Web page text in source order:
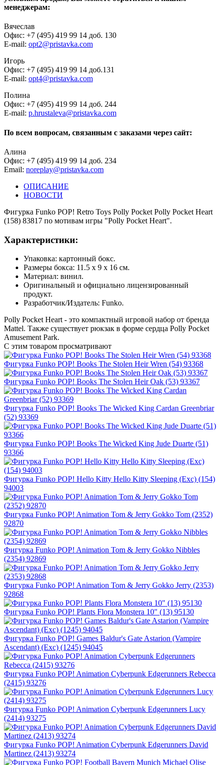
менеджерам:
Вячеслав
Офис: +7 (495) 419 99 14 доб. 130
E-mail: opt2@pristavka.com
Игорь
Офис: +7 (495) 419 99 14 доб.131
E-mail: opt4@pristavka.com
Полина
Офис: +7 (495) 419 99 14 доб. 244
E-mail: p.hrustaleva@pristavka.com
По всем вопросам, связанным с заказами через сайт:
Алина
Офис: +7 (495) 419 99 14 доб. 234
Email: noreplay@pristavka.com
ОПИСАНИЕ
НОВОСТИ
Фигурка Funko POP! Retro Toys Polly Pocket Polly Pocket Heart
(158) 83817 по мотивам игры "Polly Pocket Heart".
Характеристики:
Упаковка: картонный бокс.
Размеры бокса: 11.5 х 9 х 16 см.
Материал: винил.
Оригинальный и официально лицензированный
продукт.
Разработчик/Издатель: Funko.
Polly Pocket Heart - это компактный игровой набор от бренда
Mattel. Также существует рюкзак в форме сердца Polly Pocket
Amusement Park.
С этим товаром просматривают
Фигурка Funko POP! Books The Stolen Heir Wren (54) 93368
Фигурка Funko POP! Books The Stolen Heir Oak (53) 93367
Фигурка Funko POP! Books The Wicked King Cardan Greenbriar
(52) 93369
Фигурка Funko POP! Books The Wicked King Jude Duarte (51)
93366
Фигурка Funko POP! Hello Kitty Hello Kitty Sleeping (Exc) (154)
94003
Фигурка Funko POP! Animation Tom & Jerry Gokko Tom (2352)
92870
Фигурка Funko POP! Animation Tom & Jerry Gokko Nibbles
(2354) 92869
Фигурка Funko POP! Animation Tom & Jerry Gokko Jerry (2353)
92868
Фигурка Funko POP! Plants Flora Monstera 10" (13) 95130
Фигурка Funko POP! Games Baldur's Gate Astarion (Vampire
Ascendant) (Exc) (1245) 94045
Фигурка Funko POP! Animation Cyberpunk Edgerunners Rebecca
(2415) 93276
Фигурка Funko POP! Animation Cyberpunk Edgerunners Lucy
(2414) 93275
Фигурка Funko POP! Animation Cyberpunk Edgerunners David
Martinez (2413) 93274